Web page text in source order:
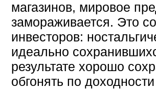
магазинов, мировое
замораживается. Это
инвесторов:
идеально
результате хорошо
обгонять по